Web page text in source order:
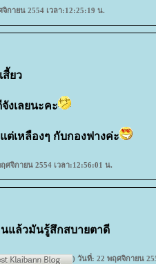
กายน 2554 เวลา:12:25:19 น.
สี้ยว
งเลยนะคะ
เหลืองๆ กับกองฟางค่ะ
ศจิกายน 2554 เวลา:12:56:01 น.
นแล้วมันรู้สึกสบายตาดี
) วันที่: 22 พฤศจิกายน